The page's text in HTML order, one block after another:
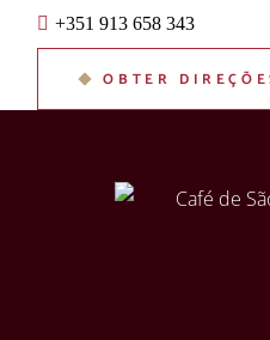
+351 913 658 343
OBTER